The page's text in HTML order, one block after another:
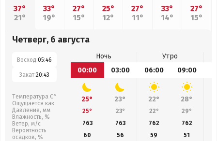
37°
21°
33°
19°
27°
15°
25°
12°
27°
11°
33°
14°
27°
15°
Четверг, 6 августа
Восход:05:46
Закат:20:43
Температура С°
Ощущается как
Давление, мм
Влажность, %
Ветер, м/с
Вероятность
осадков, %
Ночь
Утро
00:00
03:00 06:00 09:00
25° 23° 22° 28°
25° 23° 22° 29°
763
763 762 762
60
56 59
51